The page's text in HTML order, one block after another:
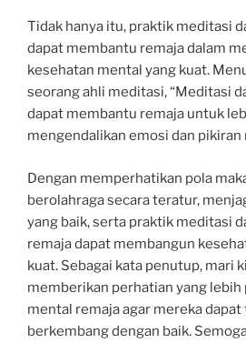
Tidak hanya itu, praktik meditasi
dapat membantu remaja dalam
kesehatan mental yang kuat.
seorang ahli meditasi, “Meditasi
dapat membantu remaja untuk
mengendalikan emosi dan pikiran
Dengan memperhatikan pola
berolahraga secara teratur,
yang baik, serta praktik meditasi
remaja dapat membangun
kuat. Sebagai kata penutup, mari
memberikan perhatian yang lebih
mental remaja agar mereka dapat
berkembang dengan baik.